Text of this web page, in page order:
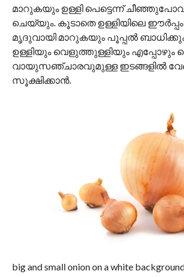
മാറുകയും ഉള്ളി പെട്ടെന്ന്
ചെയ്യും. കൂടാതെ ഉള്ളിയിലെ
മൃദുവായി മാറുകയും പൂപ്പൽ
ഉള്ളിയും വെളുത്തുള്ളിയും എപ്പോഴും
വായുസഞ്ചാരവുമുള്ള ഇടങ്ങളിൽ
സൂക്ഷിക്കാൻ.
big and small onion on a white